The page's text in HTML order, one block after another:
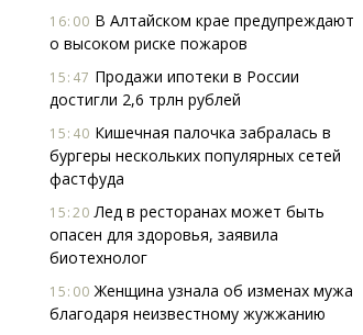
16:00 В Алтайском крае предупреждают
о высоком риске пожаров
15:47 Продажи ипотеки в России
достигли 2,6 трлн рублей
15:40 Кишечная палочка забралась в
бургеры нескольких популярных сетей
фастфуда
15:20 Лед в ресторанах может быть
опасен для здоровья, заявила
биотехнолог
15:00 Женщина узнала об изменах мужа
благодаря неизвестному жужжанию